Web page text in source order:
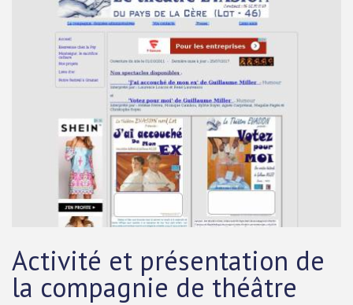
Activité et présentation de
la compagnie de théâtre